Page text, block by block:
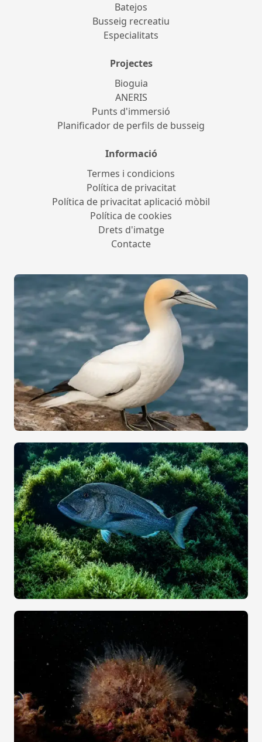
Batejos
Busseig recreatiu
Especialitats
Projectes
Bioguia
ANERIS
Punts d'immersió
Planificador de perfils de busseig
Informació
Termes i condicions
Política de privacitat
Política de privacitat aplicació mòbil
Política de cookies
Drets d'imatge
Contacte